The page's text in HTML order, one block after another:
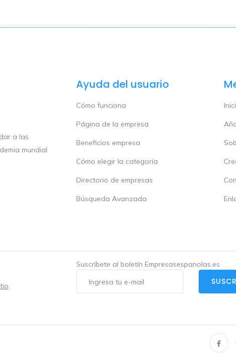
a las
mundial
Ayuda del usuario
Cómo funciona
Página de la empresa
Beneficios empresa
Cómo elegir la categoría
Directorio de empresas
Búsqueda Avanzada
Suscríbete al boletín Empresasespanolas.es